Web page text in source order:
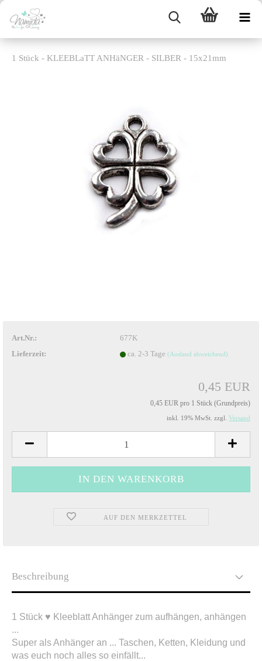
1 Stück - KLEEBLaTT ANHäNGER - SILBER - 15x21mm
Art.Nr.:
677K
Lieferzeit:
ca. 2-3 Tage (Ausland abweichend)
0,45 EUR
0,45 EUR pro 1 Stück (Grundpreis)
inkl. 19% MwSt. zzgl. Versand
AUF DEN MERKZETTEL
Beschreibung
1 Stück ♥ Kleeblatt Anhänger zum aufhängen, anhängen
...
Super als Anhänger an ... Taschen, Ketten, Kleidung und
was euch noch alles so einfällt...